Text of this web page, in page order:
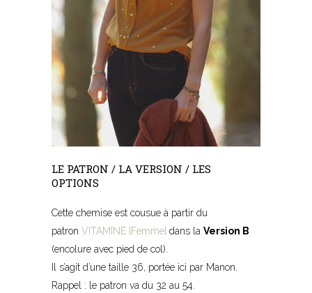
LE PATRON / LA VERSION / LES
OPTIONS
Cette chemise est cousue à partir du
patron VITAMINE [Femme] dans la Version B
(encolure avec pied de col).
Il s’agit d’une taille 36, portée ici par Manon.
Rappel : le patron va du 32 au 54.